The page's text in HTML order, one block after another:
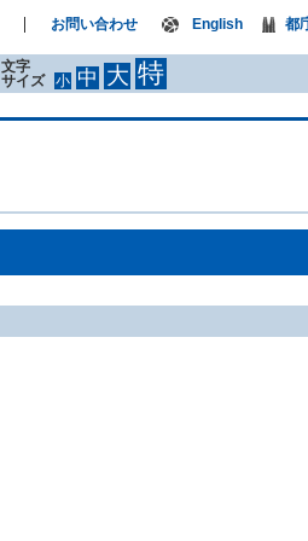
文字
サイズ
小 中 大 特
お問い合わせ English 都